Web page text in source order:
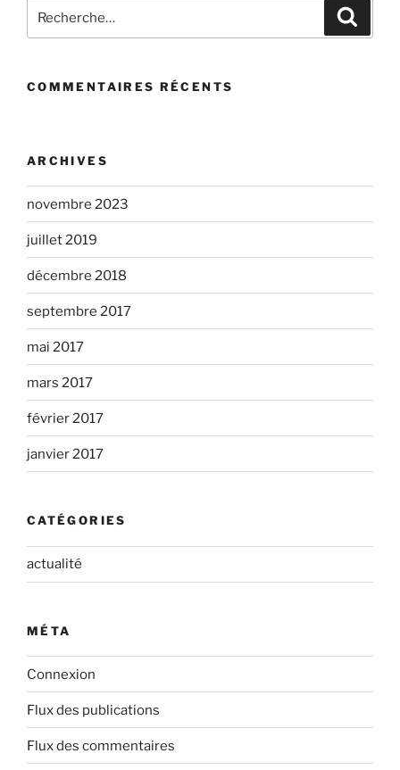
pour
COMMENTAIRES RÉCENTS
ARCHIVES
novembre 2023
juillet 2019
décembre 2018
septembre 2017
mai 2017
mars 2017
février 2017
janvier 2017
CATÉGORIES
actualité
MÉTA
Connexion
Flux des publications
Flux des commentaires